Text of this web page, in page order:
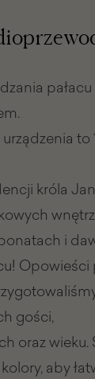
to
króla
i
gości,
oraz wieku.
aby